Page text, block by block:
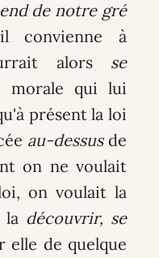
de notre gré
convienne à
alors se
qui lui
présent la loi
au-dessusde
on ne voulait
on voulait la
découvrir, se
elle de quelque